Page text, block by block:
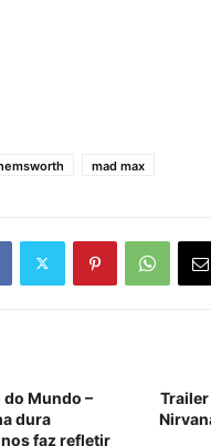
mad max
do Mundo –
dura
faz refletir
Trailer